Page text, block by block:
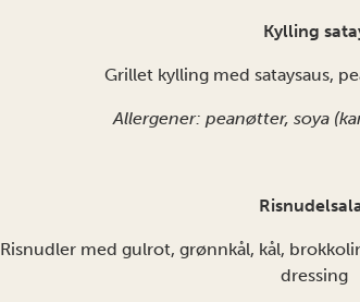
Kylling
Grillet kylling med sataysaus,
Allergener: peanøtter, soya
Risnudler med gulrot, grønnkål, kål,
dressing